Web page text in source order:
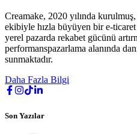
Creamake, 2020 yılında
ekibiyle hızla büyüyen bir e-ticaret
yerel pazarda rekabet gücünü
performanspazarlama alanında
sunmaktadır.
Daha Fazla Bilgi
Son Yazılar